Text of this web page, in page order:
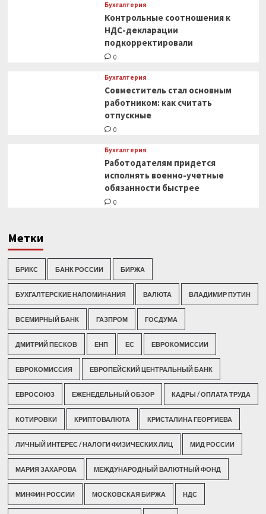
Бухгалтерия
Контрольные соотношения к
НДС-декларации
подкорректировали
0
Бухгалтерия
Совместитель стал основным
работником: как считать
отпускные
0
Бухгалтерия
Работодателям придется
исполнять военно-учетные
обязанности быстрее
0
Метки
БРИКС БАНК РОССИИ БИРЖА
БУХГАЛТЕРСКИЕ НАПОМИНАНИЯ ВАЛЮТА ВЛАДИМИР ПУТИН
ВСЕМИРНЫЙ БАНК ГАЗПРОМ ГОСДУМА
ДМИТРИЙ ПЕСКОВ ЕНП ЕС ЕВРОКОМИССИИ
ЕВРОКОМИССИЯ ЕВРОПЕЙСКИЙ ЦЕНТРАЛЬНЫЙ БАНК
ЕВРОСОЮЗ ЕЖЕНЕДЕЛЬНЫЙ ОБЗОР КАДРЫ / ОПЛАТА ТРУДА
КОТИРОВКИ КРИПТОВАЛЮТА КРИСТАЛИНА ГЕОРГИЕВА
ЛИЧНЫЙ ИНТЕРЕС / НАЛОГИ ФИЗИЧЕСКИХ ЛИЦ МИД РОССИИ
МАРИЯ ЗАХАРОВА МЕЖДУНАРОДНЫЙ ВАЛЮТНЫЙ ФОНД
МИНФИН РОССИИ МОСКОВСКАЯ БИРЖА НДС